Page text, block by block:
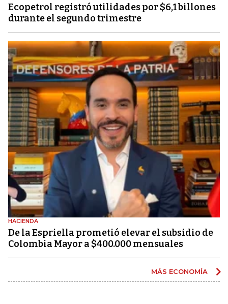
Ecopetrol registró utilidades por $6,1 billones
durante el segundo trimestre
HACIENDA
De la Espriella prometió elevar el subsidio de
Colombia Mayor a $400.000 mensuales
MÁS ECONOMÍA